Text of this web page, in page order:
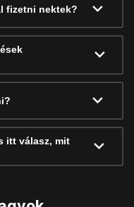
fizetni nektek?
itt válasz, mit